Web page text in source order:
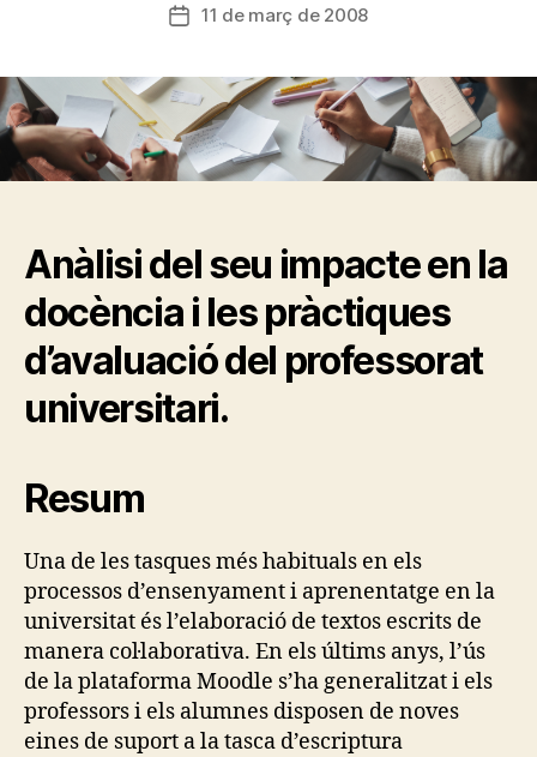
Data11 de març de 2008
Anàlisi del seu impacte en la
docència i les pràctiques
d’avaluació del professorat
universitari.
Resum
Una de les tasques més habituals en els
processos d’ensenyament i aprenentatge en la
universitat és l’elaboració de textos escrits de
manera col·laborativa. En els últims anys, l’ús
de la plataforma Moodle s’ha generalitzat i els
professors i els alumnes disposen de noves
eines de suport a la tasca d’escriptura